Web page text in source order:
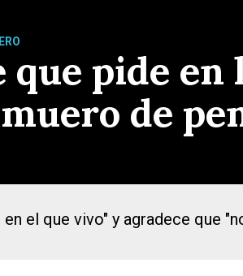
pide en
de
el que vivo" y agradece que